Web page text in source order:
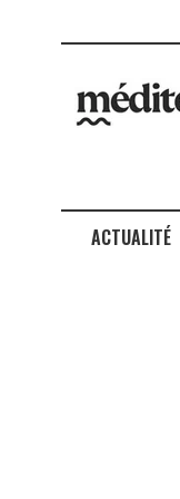
ACTUALITÉ